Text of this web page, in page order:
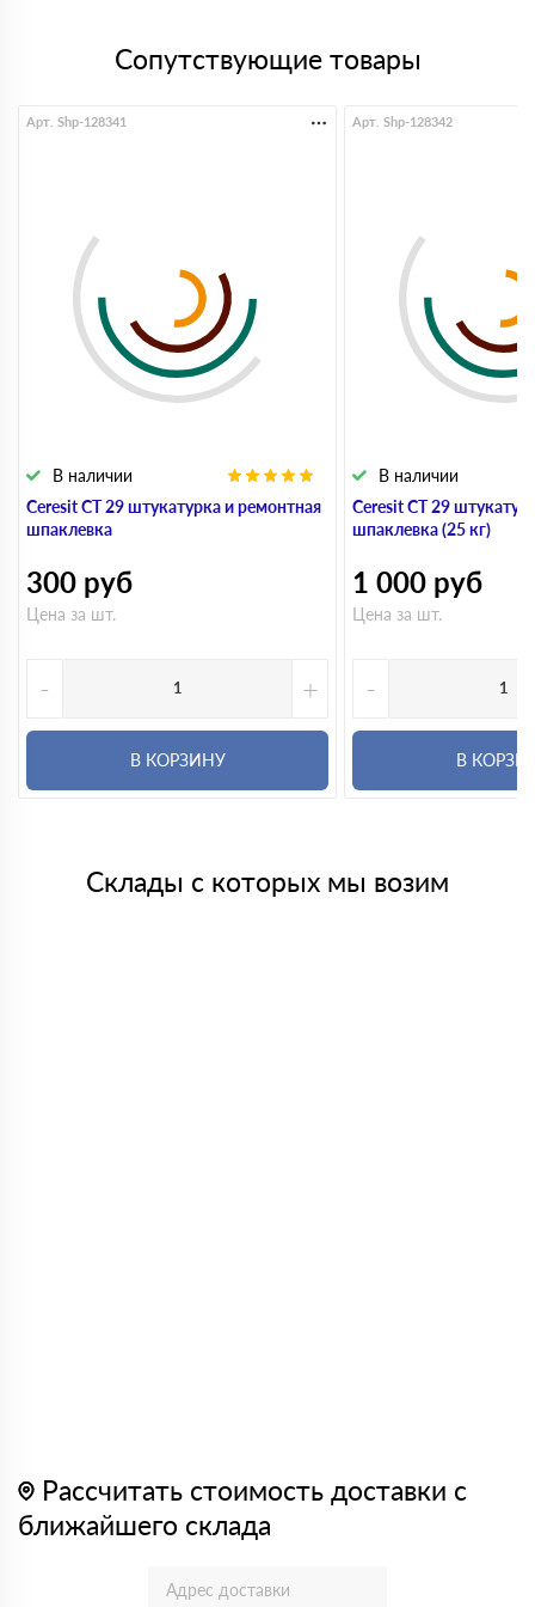
Сопутствующие товары
Ceresit CT 29 штукатурка и ремонтная
шпаклевка
В наличии
Арт. Shp-128341
300 руб
Цена за шт.
- +
В КОРЗИНУ
Ceresit CT 29
шпаклевка (25 кг)
В наличии
Арт. Shp-128342
1 000 руб
Цена за шт.
-
В
Склады с которых мы возим
Рассчитать стоимость доставки с
ближайшего склада